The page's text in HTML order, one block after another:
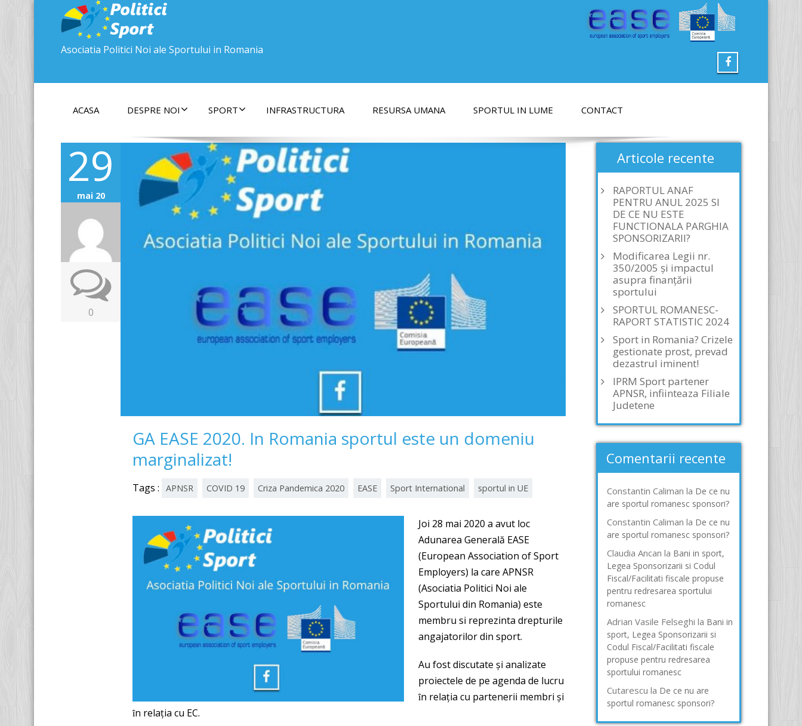
Asociatia Politici Noi ale Sportului in Romania
ACASA DESPRE NOI SPORT INFRASTRUCTURA RESURSA UMANA SPORTUL IN LUME CONTACT
29
mai 20
0
GA EASE 2020. In Romania sportul este un domeniu
marginalizat!
Tags : APNSR COVID 19 Criza Pandemica 2020 EASE Sport International sportul in UE
Joi 28 mai 2020 a avut loc
Adunarea Generală EASE
(European Association of Sport
Employers) la care APNSR
(Asociatia Politici Noi ale
Sportului din Romania) este
membru si reprezinta drepturile
angajatorilor din sport.
Au fost discutate şi analizate
proiectele de pe agenda de lucru
ȋn relația cu partenerii membri şi
ȋn relația cu EC.
Articole recente
RAPORTUL ANAF
PENTRU ANUL 2025 SI
DE CE NU ESTE
FUNCTIONALA PARGHIA
SPONSORIZARII?
Modificarea Legii nr.
350/2005 și impactul
asupra finanțării
sportului
SPORTUL ROMANESC-
RAPORT STATISTIC 2024
Sport in Romania? Crizele
gestionate prost, prevad
dezastrul iminent!
IPRM Sport partener
APNSR, infiinteaza Filiale
Judetene
Comentarii recente
Constantin Caliman la De ce nu
are sportul romanesc sponsori?
Constantin Caliman la De ce nu
are sportul romanesc sponsori?
Claudia Ancan la Bani in sport,
Legea Sponsorizarii si Codul
Fiscal/Facilitati fiscale propuse
pentru redresarea sportului
romanesc
Adrian Vasile Felseghi la Bani in
sport, Legea Sponsorizarii si
Codul Fiscal/Facilitati fiscale
propuse pentru redresarea
sportului romanesc
Cutarescu la De ce nu are
sportul romanesc sponsori?